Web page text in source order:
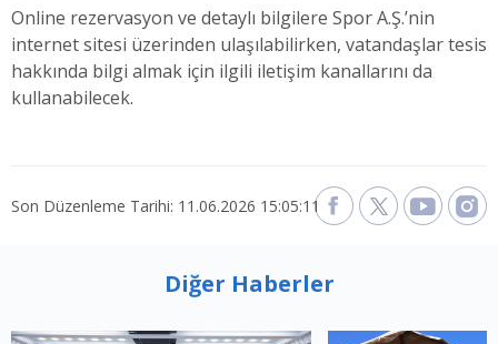
Online rezervasyon ve detaylı bilgilere Spor A.Ş.’nin
internet sitesi üzerinden ulaşılabilirken, vatandaşlar tesis
hakkında bilgi almak için ilgili iletişim kanallarını da
kullanabilecek.
Son Düzenleme Tarihi: 11.06.2026 15:05:11
Diğer Haberler